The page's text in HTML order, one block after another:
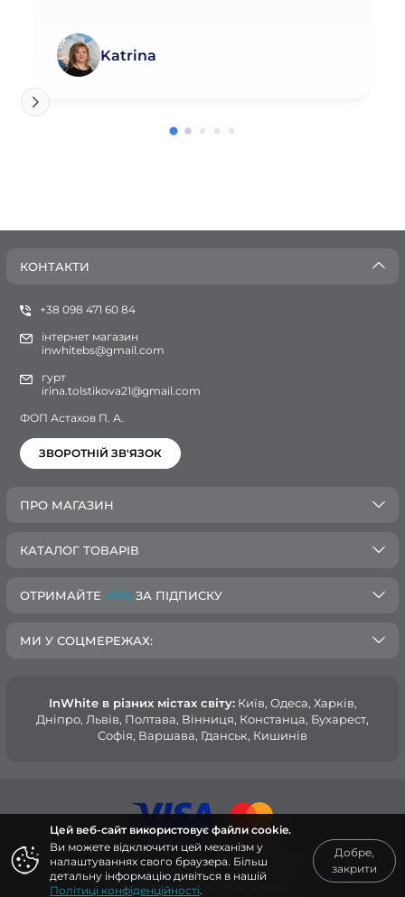
Katrina
КОНТАКТИ
+38 098 471 60 84
інтернет магазин
inwhitebs@gmail.com
гурт
irina.tolstikova21@gmail.com
ФОП Астахов П. А.
ЗВОРОТНІЙ ЗВ'ЯЗОК
ПРО МАГАЗИН
КАТАЛОГ ТОВАРІВ
ОТРИМАЙТЕ -10% ЗА ПІДПИСКУ
МИ У СОЦМЕРЕЖАХ:
InWhite в різних містах світу:Київ, Одеса, Харків,
Дніпро, Львів, Полтава, Вінниця, Констанца, Бухарест,
Софія, Варшава, Гданськ, Кишинів
© 2015 — 2026, Інтернет-магазин медичного одягу InWhite.
Сайт створено в
Цей веб-сайт використовує файли cookie.
Ви можете відключити цей механізм у
налаштуваннях свого браузера. Більш
детальну інформацію дивіться в нашій
Політиці конфіденційності.
Добре,
закрити